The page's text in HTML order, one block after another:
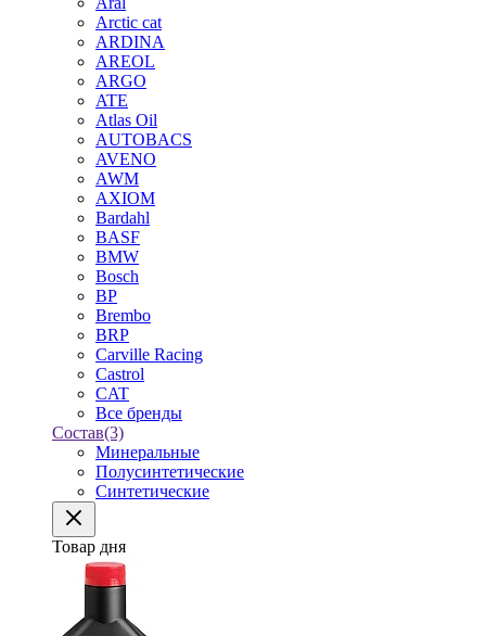
Arctic cat
ARDINA
AREOL
ARGO
ATE
Atlas Oil
AUTOBACS
AVENO
AWM
AXIOM
Bardahl
BASF
BMW
Bosch
BP
Brembo
BRP
Carville Racing
Castrol
CAT
Все бренды
Состав(3)
Минеральные
Полусинтетические
Синтетические
Товар дня